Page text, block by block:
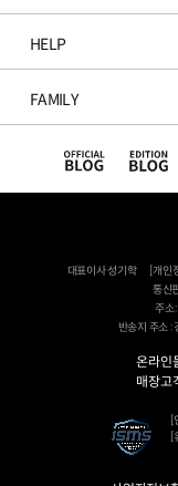
HELP
FAMILY
대표이사 성기학 [개인
통신
주소
반송지 주소
온라인
매장고
[